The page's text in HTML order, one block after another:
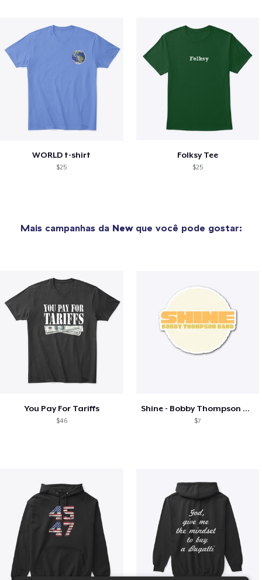
WORLD t-shirt
$25
Folksy Tee
$25
Mais campanhas da Newque você pode gostar:
You Pay For Tariffs
$46
Shine - Bobby Thompson Band Merch
$7